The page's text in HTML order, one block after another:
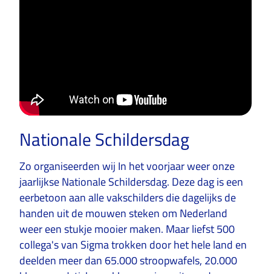
Nationale Schildersdag
Zo organiseerden wij In het voorjaar weer onze
jaarlijkse Nationale Schildersdag. Deze dag is een
eerbetoon aan alle vakschilders die dagelijks de
handen uit de mouwen steken om Nederland
weer een stukje mooier maken. Maar liefst 500
collega's van Sigma trokken door het hele land en
deelden meer dan 65.000 stroopwafels, 20.000